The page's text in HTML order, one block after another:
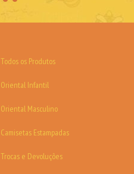
Todos os Produtos
Oriental Infantil
Oriental Masculino
Camisetas Estampadas
Trocas e Devoluções